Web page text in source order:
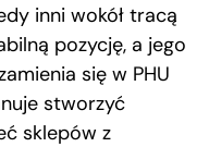
inni wokół tracą
pozycję, a jego
się w PHU
stworzyć
sklepów z